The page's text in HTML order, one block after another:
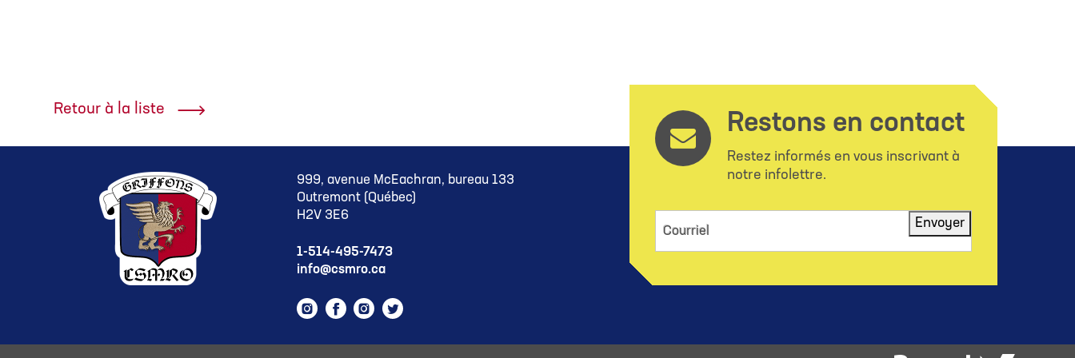
Retour à la liste
Restons en contact
Restez informés en vous inscrivant à
notre infolettre.
Courriel
Envoyer
999, avenue McEachran, bureau 133
Outremont (Québec)
H2V 3E6
1-514-495-7473
info@csmro.ca
Instagram
Facebook
Instagram
Twitter